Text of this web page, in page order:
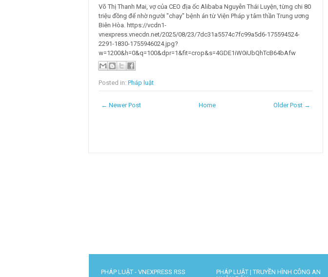
Võ Thị Thanh Mai, vợ của CEO địa ốc Alibaba Nguyễn Thái Luyện, từng chi 80
triệu đồng để nhờ người "chạy" bệnh án từ Viện Pháp y tâm thần Trung ương
Biên Hòa. https://vcdn1-
vnexpress.vnecdn.net/2025/08/23/7dc31a5574c7fc99a5d6-175594524-
2291-1830-1755946024.jpg?
w=1200&h=0&q=100&dpr=1&fit=crop&s=4GDE1iW0iUbQhTcB64bAfw
Posted in: Pháp luật
← Newer Post Older Post →
Home
PHÁP LUẬT - VNEXPRESS RSS
PHÁP LUẬT | TRUYỀN HÌNH CÔNG AN